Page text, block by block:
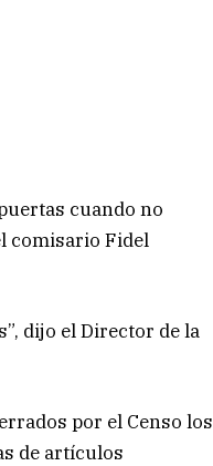
cuando no
comisario Fidel
dijo el Director de la
por el Censo los
de artículos